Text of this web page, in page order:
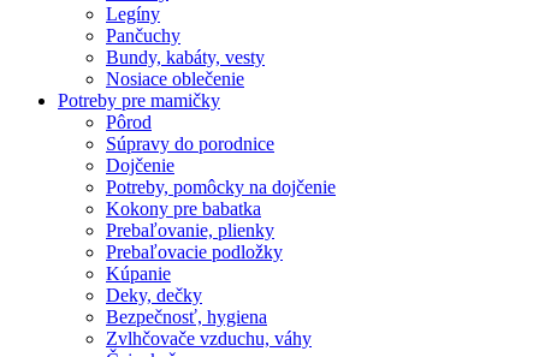
Legíny
Pančuchy
Bundy, kabáty, vesty
Nosiace oblečenie
Potreby pre mamičky
Pôrod
Súpravy do porodnice
Dojčenie
Potreby, pomôcky na dojčenie
Kokony pre babatka
Prebaľovanie, plienky
Prebaľovacie podložky
Kúpanie
Deky, dečky
Bezpečnosť, hygiena
Zvlhčovače vzduchu, váhy